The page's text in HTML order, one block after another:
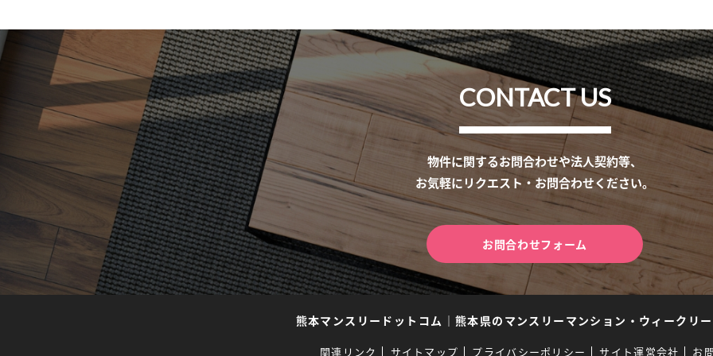
CONTACT US
物件に関するお問合わせや法人契約等、
お気軽にリクエスト・お問合わせください。
お問合わせフォーム
熊本マンスリードットコム ｜ 熊本県のマンスリーマンション・ウィークリ
関連リンク サイトマップ プライバシーポリシー サイト運営会社 お